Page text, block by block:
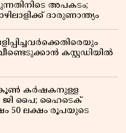
അപകടം;
ദാരുണാന്ത്യം
കസ്റ്റഡിയിൽ
കൂൺ കർഷകനുള്ള
ജി പൈ; ഹൈടെക്
50 ലക്ഷം രൂപയുടെ